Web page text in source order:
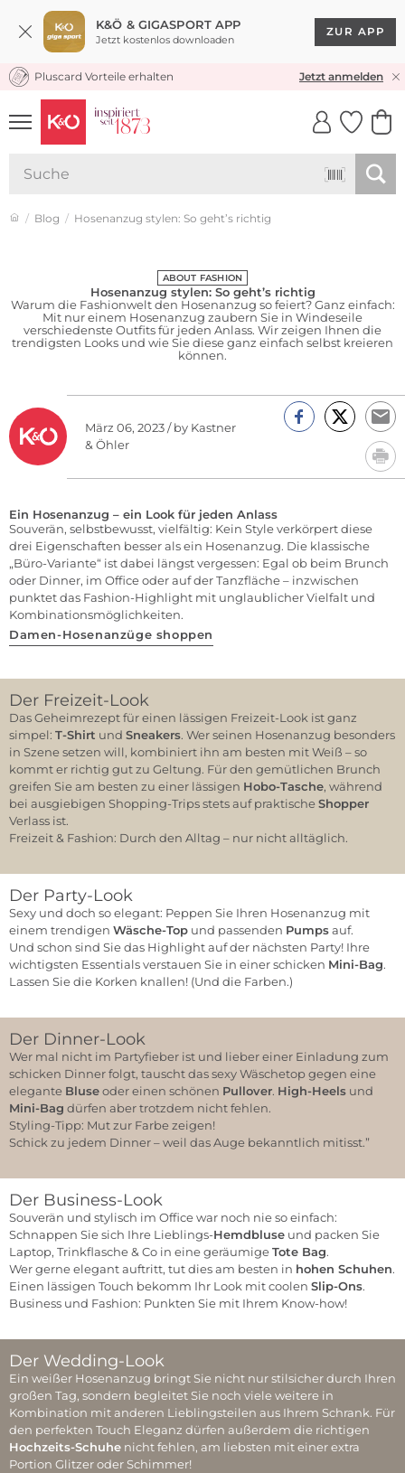
K&Ö & GIGASPORT APP
Jetzt kostenlos downloaden
ZUR APP
KOSTENLOSER VERSAND* & RÜCKVERSAND
Pluscard Vorteile erhalten Jetzt anmelden
UNSERE APP
CLICK &
Blog Hosenanzug stylen: So geht’s richtig
ABOUT FASHION
Hosenanzug stylen: So geht’s richtig
Warum die Fashionwelt den Hosenanzug so feiert? Ganz einfach:
Mit nur einem Hosenanzug zaubern Sie in Windeseile
verschiedenste Outfits für jeden Anlass. Wir zeigen Ihnen die
trendigsten Looks und wie Sie diese ganz einfach selbst kreieren
können.
März 06, 2023 / by Kastner
& Öhler
Ein Hosenanzug – ein Look für jeden Anlass
Souverän, selbstbewusst, vielfältig: Kein Style verkörpert diese
drei Eigenschaften besser als ein Hosenanzug. Die klassische
„Büro-Variante“ ist dabei längst vergessen: Egal ob beim Brunch
oder Dinner, im Office oder auf der Tanzfläche – inzwischen
punktet das Fashion-Highlight mit unglaublicher Vielfalt und
Kombinationsmöglichkeiten.
Damen-Hosenanzüge shoppen
Der Freizeit-Look
Das Geheimrezept für einen lässigen Freizeit-Look ist ganz
simpel: T-Shirt und Sneakers. Wer seinen Hosenanzug besonders
in Szene setzen will, kombiniert ihn am besten mit Weiß – so
kommt er richtig gut zu Geltung. Für den gemütlichen Brunch
greifen Sie am besten zu einer lässigen Hobo-Tasche, während
bei ausgiebigen Shopping-Trips stets auf praktischeShopper
Verlass ist.
Freizeit & Fashion: Durch den Alltag – nur nicht alltäglich.
JETZT
Der Party-Look
Sexy und doch so elegant: Peppen Sie Ihren Hosenanzug mit
einem trendigen Wäsche-Top und passenden Pumpsauf.
Und schon sind Sie das Highlight auf der nächsten Party! Ihre
wichtigsten Essentials verstauen Sie in einer schicken Mini-Bag.
Lassen Sie die Korken knallen! (Und die Farben.)
kombiniert:
Der Dinner-Look
Wer mal nicht im Partyfieber ist und lieber einer Einladung zum
schicken Dinner folgt, tauscht das sexy Wäschetop gegen eine
elegante Bluseoder einen schönen Pullover. High-Heels und
Mini-Bag dürfen aber trotzdem nicht fehlen.
Styling-Tipp: Mut zur Farbe zeigen!
Schick zu jedem Dinner – weil das Auge bekanntlich mitisst.”
Der Business-Look
Souverän und stylisch im Office war noch nie so einfach:
Schnappen Sie sich Ihre Lieblings-Hemdbluse und packen Sie
Laptop, Trinkflasche & Co in eine geräumigeTote Bag.
Wer gerne elegant auftritt, tut dies am besten in hohen Schuhen.
Einen lässigen Touch bekomm Ihr Look mit coolen Slip-Ons.
Business und Fashion: Punkten Sie mit Ihrem Know-how!
Der Wedding-Look
Ein weißer Hosenanzug bringt Sie nicht nur stilsicher durch Ihren
großen Tag, sondern begleitet Sie noch viele weitere in
Kombination mit anderen Lieblingsteilen aus Ihrem Schrank. Für
den perfekten Touch Eleganz dürfen außerdem die richtigen
Hochzeits-Schuhe nicht fehlen, am liebsten mit einer extra
Portion Glitzer oder Schimmer!